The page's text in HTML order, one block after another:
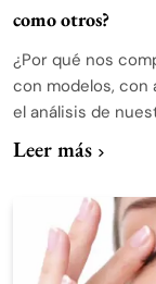
como otros?
¿Por qué nos
con modelos,
el análisis de
Leer más